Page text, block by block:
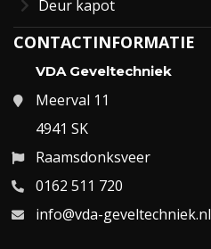
Deur kapot
CONTACTINFORMATIE
VDA Geveltechniek
Meerval 11
4941 SK
Raamsdonksveer
0162 511 720
info@vda-geveltechniek.nl